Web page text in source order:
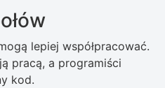
lepiej współpracować.
pracą, a programiści
kod.